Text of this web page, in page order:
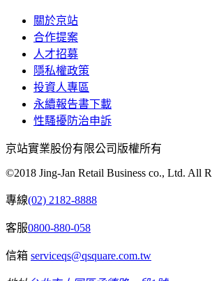
關於京站
合作提案
人才招募
隱私權政策
投資人專區
永續報告書下載
性騷擾防治申訴
京站實業股份有限公司版權所有
©2018 Jing-Jan Retail Business co., Ltd. All
專線(02) 2182-8888
客服0800-880-058
信箱 serviceqs@qsquare.com.tw